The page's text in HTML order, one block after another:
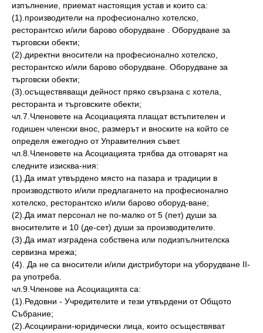
изпълнение, приемат настоящия устав и които са:
(1).производители на професионално хотелско,
ресторантско и/или барово оборудване . Оборудване за
търговски обекти;
(2).директни вносители на професионално хотелско,
ресторантско и/или барово оборудване. Оборудване за
търговски обекти;
(3).осъществяващи дейност пряко свързана с хотела,
ресторанта и търговските обекти;
чл.7.Членовете на Асоциацията плащат встъпителен и
годишен членски внос, размерът и вноските на който се
определя ежегодно от Управителния съвет.
чл.8.Членовете на Асоциацията трябва да отговарят на
следните изисква-ния:
(1).Да имат утвърдено място на пазара и традиции в
производството и/или предлагането на професионално
хотелско, ресторантско и/или барово оборуд-ване;
(2).Да имат персонал не по-малко от 5 (пет) души за
вносителите и 10 (де-сет) души за производителите.
(3).Да имат изградена собствена или подизпълнителска
сервизна мрежа;
(4). Да не са вносители и/или дистрибутори на уборудване ІІ-
ра употреба.
чл.9.Членове на Асоциацията са:
(1).Редовни - Учредителите и тези утвърдени от Общото
Събрание;
(2).Асоциирани-юридически лица, които осъществяват